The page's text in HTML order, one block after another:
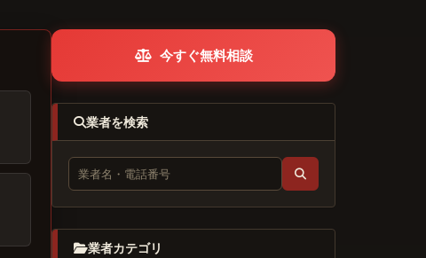
今すぐ無料相談
業者を検索
業者カテゴリ